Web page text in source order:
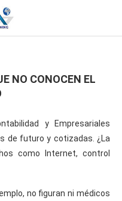
NO CONOCEN EL
y Empresariales
de futuro y cotizadas. ¿La
como Internet, control
no figuran ni médicos